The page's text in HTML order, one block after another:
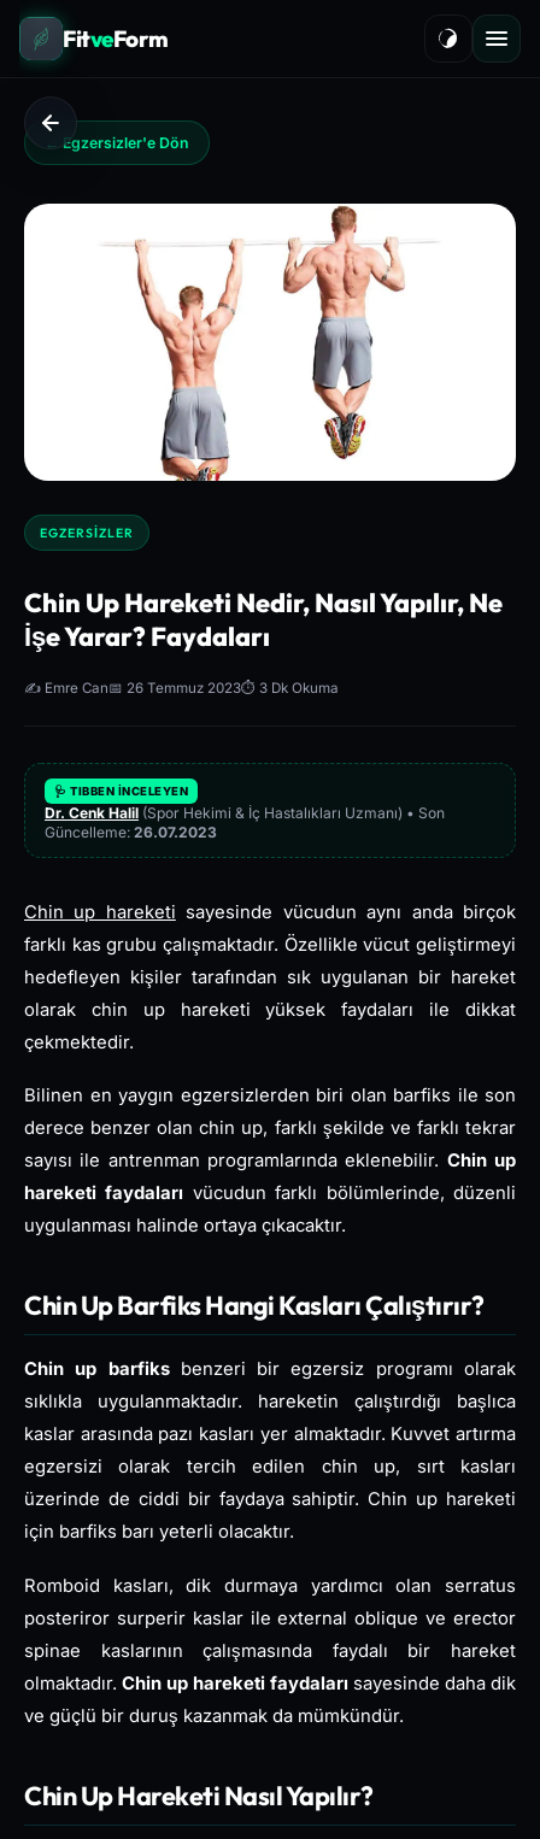
FitveForm
← Egzersizler'e Dön
EGZERSIZLER
Chin Up Hareketi Nedir, Nasıl Yapılır, Ne
İşe Yarar? Faydaları
✍️ Emre Can📅 26 Temmuz 2023⏱️ 3 Dk Okuma
🩺 TIBBEN İNCELEYEN
Dr. Cenk Halil (Spor Hekimi & İç Hastalıkları Uzmanı) • Son
Güncelleme: 26.07.2023
Chin up hareketi sayesinde vücudun aynı anda birçok
farklı kas grubu çalışmaktadır. Özellikle vücut geliştirmeyi
hedefleyen kişiler tarafından sık uygulanan bir hareket
olarak chin up hareketi yüksek faydaları ile dikkat
çekmektedir.
Bilinen en yaygın egzersizlerden biri olan barfiks ile son
derece benzer olan chin up, farklı şekilde ve farklı tekrar
sayısı ile antrenman programlarında eklenebilir. Chin up
hareketi faydaları vücudun farklı bölümlerinde, düzenli
uygulanması halinde ortaya çıkacaktır.
Chin Up Barfiks Hangi Kasları Çalıştırır?
Chin up barfiksbenzeri bir egzersiz programı olarak
sıklıkla uygulanmaktadır. hareketin çalıştırdığı başlıca
kaslar arasında pazı kasları yer almaktadır. Kuvvet artırma
egzersizi olarak tercih edilen chin up, sırt kasları
üzerinde de ciddi bir faydaya sahiptir. Chin up hareketi
için barfiks barı yeterli olacaktır.
Romboid kasları, dik durmaya yardımcı olan serratus
posteriror surperir kaslar ile external oblique ve erector
spinae kaslarının çalışmasında faydalı bir hareket
olmaktadır. Chin up hareketi faydaları sayesinde daha dik
ve güçlü bir duruş kazanmak da mümkündür.
Chin Up Hareketi Nasıl Yapılır?